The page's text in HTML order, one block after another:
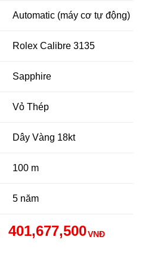
Automatic (máy cơ tự động)
Rolex Calibre 3135
Sapphire
Vỏ Thép
Dây Vàng 18kt
100 m
5 năm
401,677,500VNĐ